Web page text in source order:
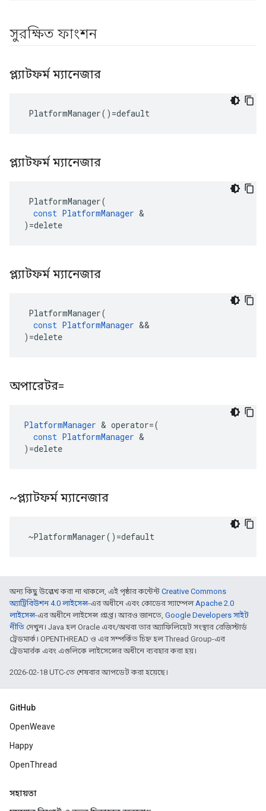
সুরক্ষিত ফাংশন
প্ল্যাটফর্ম ম্যানেজার
PlatformManager()=default
প্ল্যাটফর্ম ম্যানেজার
PlatformManager(
const PlatformManager &
) =delete
প্ল্যাটফর্ম ম্যানেজার
PlatformManager(
const PlatformManager &&
) =delete
অপারেটর=
PlatformManager & operator=(
const PlatformManager &
) =delete
~প্ল্যাটফর্ম ম্যানেজার
~PlatformManager()=default
অন্য কিছু উল্লেখ করা না থাকলে, এই পৃষ্ঠার কন্টেন্ট Creative Commons
অ্যাট্রিবিউশন 4.0 লাইসেন্স-এর অধীনে এবং কোডের স্যাম্পেলApache 2.0
লাইসেন্স-এর অধীনে লাইসেন্স প্রাপ্ত। আরও জানতে, Google Developers সাইট
নীতি দেখুন। Java হল Oracle এবং/অথবা তার অ্যাফিলিয়েট সংস্থার রেজিস্টার্ড
ট্রেডমার্ক। OPENTHREAD ও এর সম্পর্কিত চিহ্ন হল Thread Group-এর
ট্রেডমার্রক এবং এগুলিকে লাইসেন্সের অধীনে ব্যবহার করা হয়।
2026-02-18 UTC-তে শেষবার আপডেট করা হয়েছে।
GitHub
OpenWeave
Happy
OpenThread
সহায়তা